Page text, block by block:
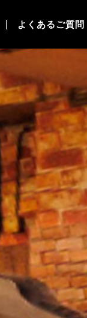
よくあるご質問